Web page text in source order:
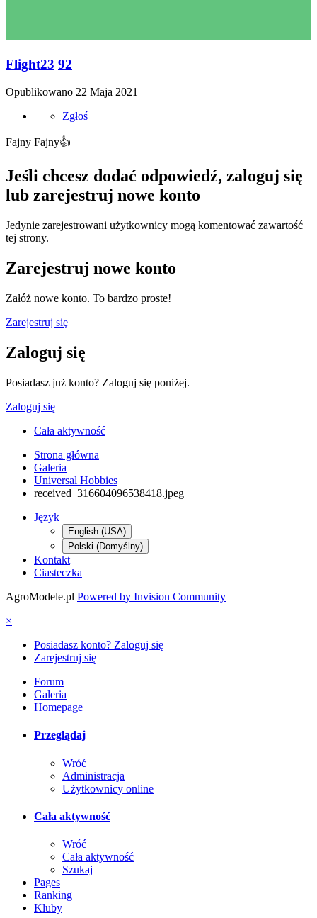
Flight23 92
Opublikowano 22 Maja 2021
Zgłoś
Fajny Fajny👍
Jeśli chcesz dodać odpowiedź, zaloguj się
lub zarejestruj nowe konto
Jedynie zarejestrowani użytkownicy mogą komentować zawartość
tej strony.
Zarejestruj nowe konto
Załóż nowe konto. To bardzo proste!
Zarejestruj się
Zaloguj się
Posiadasz już konto? Zaloguj się poniżej.
Zaloguj się
Cała aktywność
Strona główna
Galeria
Universal Hobbies
received_316604096538418.jpeg
Język
English (USA)
Polski (Domyślny)
Kontakt
Ciasteczka
AgroModele.pl Powered by Invision Community
×
Posiadasz konto? Zaloguj się
Zarejestruj się
Forum
Galeria
Homepage
Przeglądaj
Wróć
Administracja
Użytkownicy online
Cała aktywność
Wróć
Cała aktywność
Szukaj
Pages
Ranking
Kluby